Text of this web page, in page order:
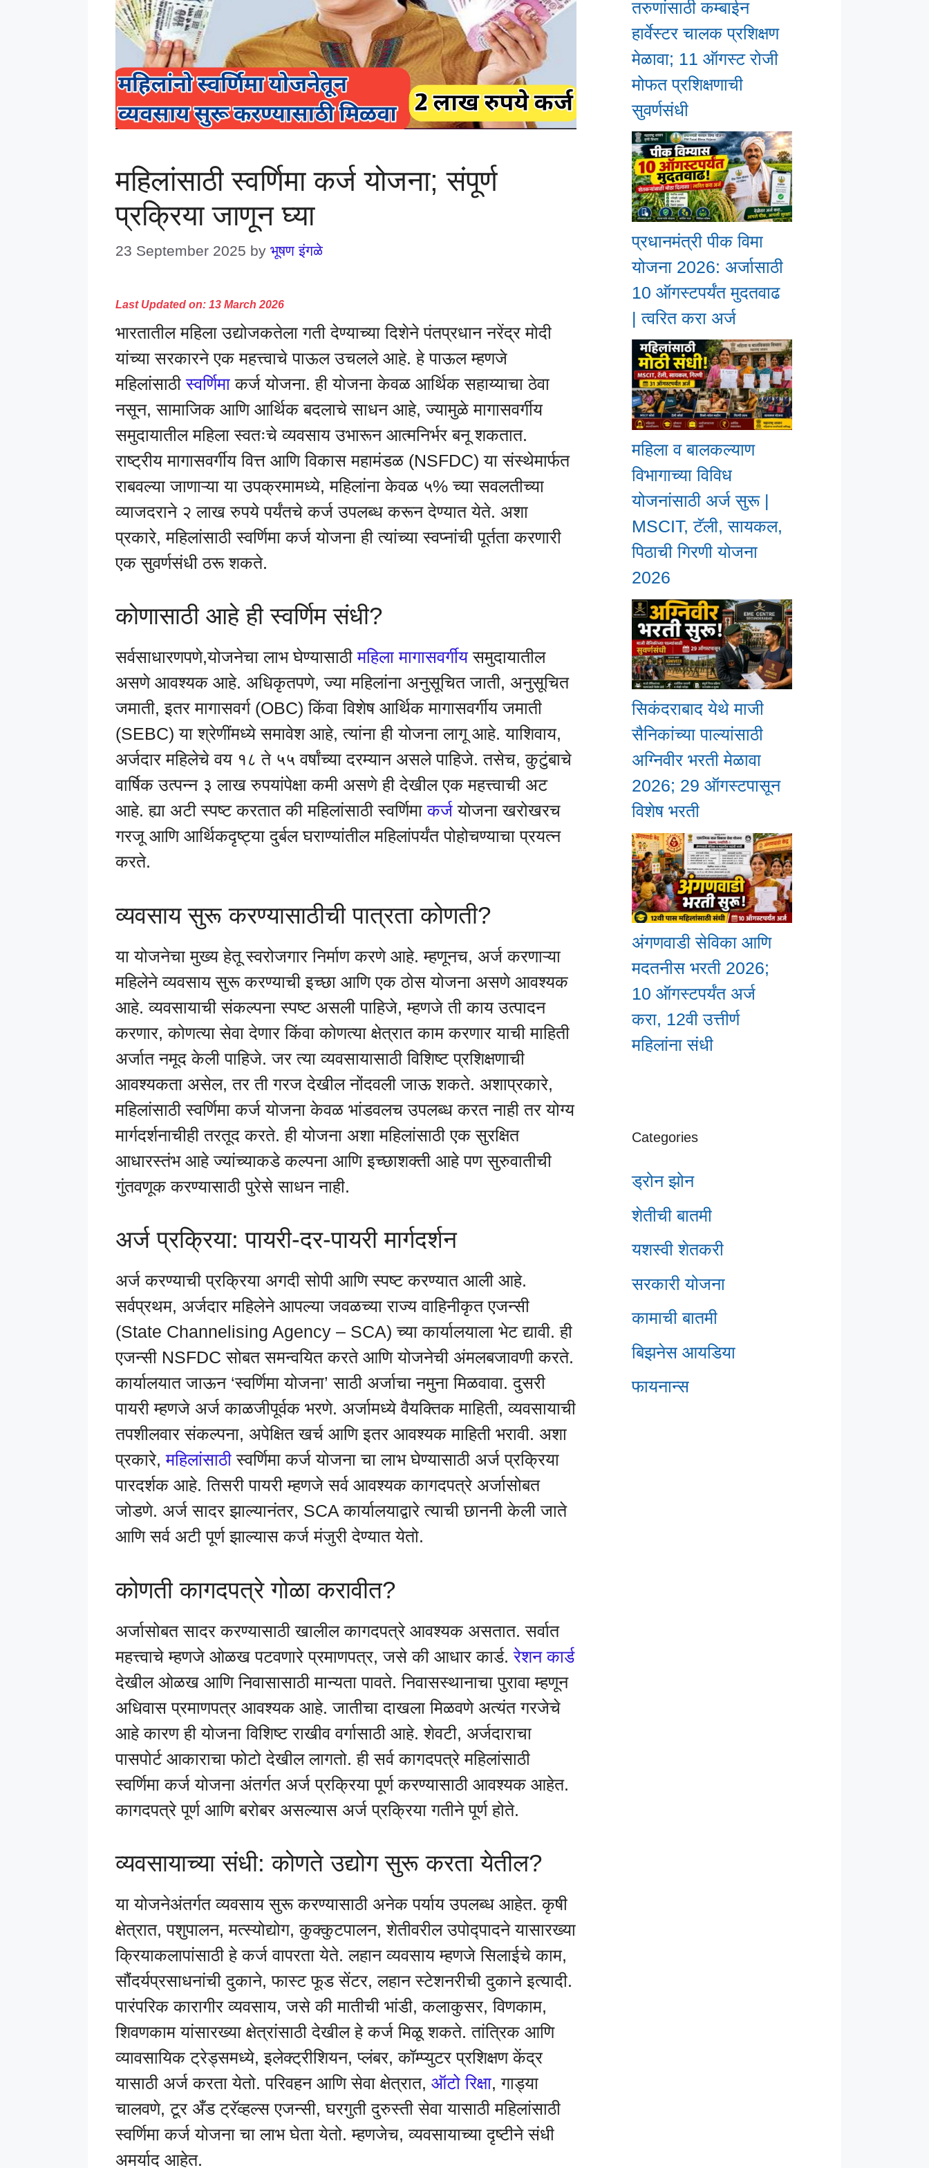
महिलांसाठी स्वर्णिमा कर्ज योजना; संपूर्ण
प्रक्रिया जाणून घ्या
23 September 2025 by भूषण इंगळे
Last Updated on: 13 March 2026
भारतातील महिला उद्योजकतेला गती देण्याच्या दिशेने पंतप्रधान नरेंद्र मोदी
यांच्या सरकारने एक महत्त्वाचे पाऊल उचलले आहे. हे पाऊल म्हणजे
महिलांसाठीस्वर्णिमा कर्ज योजना. ही योजना केवळ आर्थिक सहाय्याचा ठेवा
नसून, सामाजिक आणि आर्थिक बदलाचे साधन आहे, ज्यामुळे मागासवर्गीय
समुदायातील महिला स्वतःचे व्यवसाय उभारून आत्मनिर्भर बनू शकतात.
राष्ट्रीय मागासवर्गीय वित्त आणि विकास महामंडळ (NSFDC) या संस्थेमार्फत
राबवल्या जाणाऱ्या या उपक्रमामध्ये, महिलांना केवळ ५% च्या सवलतीच्या
व्याजदराने २ लाख रुपये पर्यंतचे कर्ज उपलब्ध करून देण्यात येते. अशा
प्रकारे, महिलांसाठी स्वर्णिमा कर्ज योजना ही त्यांच्या स्वप्नांची पूर्तता करणारी
एक सुवर्णसंधी ठरू शकते.
कोणासाठी आहे ही स्वर्णिम संधी?
सर्वसाधारणपणे,योजनेचा लाभ घेण्यासाठीमहिला मागासवर्गीयसमुदायातील
असणे आवश्यक आहे. अधिकृतपणे, ज्या महिलांना अनुसूचित जाती, अनुसूचित
जमाती, इतर मागासवर्ग (OBC) किंवा विशेष आर्थिक मागासवर्गीय जमाती
(SEBC) या श्रेणींमध्ये समावेश आहे, त्यांना ही योजना लागू आहे. याशिवाय,
अर्जदार महिलेचे वय १८ ते ५५ वर्षांच्या दरम्यान असले पाहिजे. तसेच, कुटुंबाचे
वार्षिक उत्पन्न ३ लाख रुपयांपेक्षा कमी असणे ही देखील एक महत्त्वाची अट
आहे. ह्या अटी स्पष्ट करतात की महिलांसाठी स्वर्णिमाकर्ज योजना खरोखरच
गरजू आणि आर्थिकदृष्ट्या दुर्बल घराण्यांतील महिलांपर्यंत पोहोचण्याचा प्रयत्न
करते.
व्यवसाय सुरू करण्यासाठीची पात्रता कोणती?
या योजनेचा मुख्य हेतू स्वरोजगार निर्माण करणे आहे. म्हणूनच, अर्ज करणाऱ्या
महिलेने व्यवसाय सुरू करण्याची इच्छा आणि एक ठोस योजना असणे आवश्यक
आहे. व्यवसायाची संकल्पना स्पष्ट असली पाहिजे, म्हणजे ती काय उत्पादन
करणार, कोणत्या सेवा देणार किंवा कोणत्या क्षेत्रात काम करणार याची माहिती
अर्जात नमूद केली पाहिजे. जर त्या व्यवसायासाठी विशिष्ट प्रशिक्षणाची
आवश्यकता असेल, तर ती गरज देखील नोंदवली जाऊ शकते. अशाप्रकारे,
महिलांसाठी स्वर्णिमा कर्ज योजना केवळ भांडवलच उपलब्ध करत नाही तर योग्य
मार्गदर्शनाचीही तरतूद करते. ही योजना अशा महिलांसाठी एक सुरक्षित
आधारस्तंभ आहे ज्यांच्याकडे कल्पना आणि इच्छाशक्ती आहे पण सुरुवातीची
गुंतवणूक करण्यासाठी पुरेसे साधन नाही.
अर्ज प्रक्रिया: पायरी-दर-पायरी मार्गदर्शन
अर्ज करण्याची प्रक्रिया अगदी सोपी आणि स्पष्ट करण्यात आली आहे.
सर्वप्रथम, अर्जदार महिलेने आपल्या जवळच्या राज्य वाहिनीकृत एजन्सी
(State Channelising Agency – SCA) च्या कार्यालयाला भेट द्यावी. ही
एजन्सी NSFDC सोबत समन्वयित करते आणि योजनेची अंमलबजावणी करते.
कार्यालयात जाऊन ‘स्वर्णिमा योजना’ साठी अर्जाचा नमुना मिळवावा. दुसरी
पायरी म्हणजे अर्ज काळजीपूर्वक भरणे. अर्जामध्ये वैयक्तिक माहिती, व्यवसायाची
तपशीलवार संकल्पना, अपेक्षित खर्च आणि इतर आवश्यक माहिती भरावी. अशा
प्रकारे,महिलांसाठी स्वर्णिमा कर्ज योजना चा लाभ घेण्यासाठी अर्ज प्रक्रिया
पारदर्शक आहे. तिसरी पायरी म्हणजे सर्व आवश्यक कागदपत्रे अर्जासोबत
जोडणे. अर्ज सादर झाल्यानंतर, SCA कार्यालयाद्वारे त्याची छाननी केली जाते
आणि सर्व अटी पूर्ण झाल्यास कर्ज मंजुरी देण्यात येतो.
कोणती कागदपत्रे गोळा करावीत?
अर्जासोबत सादर करण्यासाठी खालील कागदपत्रे आवश्यक असतात. सर्वात
महत्त्वाचे म्हणजे ओळख पटवणारे प्रमाणपत्र, जसे की आधार कार्ड.रेशन कार्ड
देखील ओळख आणि निवासासाठी मान्यता पावते. निवासस्थानाचा पुरावा म्हणून
अधिवास प्रमाणपत्र आवश्यक आहे. जातीचा दाखला मिळवणे अत्यंत गरजेचे
आहे कारण ही योजना विशिष्ट राखीव वर्गासाठी आहे. शेवटी, अर्जदाराचा
पासपोर्ट आकाराचा फोटो देखील लागतो. ही सर्व कागदपत्रे महिलांसाठी
स्वर्णिमा कर्ज योजना अंतर्गत अर्ज प्रक्रिया पूर्ण करण्यासाठी आवश्यक आहेत.
कागदपत्रे पूर्ण आणि बरोबर असल्यास अर्ज प्रक्रिया गतीने पूर्ण होते.
व्यवसायाच्या संधी: कोणते उद्योग सुरू करता येतील?
या योजनेअंतर्गत व्यवसाय सुरू करण्यासाठी अनेक पर्याय उपलब्ध आहेत. कृषी
क्षेत्रात, पशुपालन, मत्स्योद्योग, कुक्कुटपालन, शेतीवरील उपोद्पादने यासारख्या
क्रियाकलापांसाठी हे कर्ज वापरता येते. लहान व्यवसाय म्हणजे सिलाईचे काम,
सौंदर्यप्रसाधनांची दुकाने, फास्ट फूड सेंटर, लहान स्टेशनरीची दुकाने इत्यादी.
पारंपरिक कारागीर व्यवसाय, जसे की मातीची भांडी, कलाकुसर, विणकाम,
शिवणकाम यांसारख्या क्षेत्रांसाठी देखील हे कर्ज मिळू शकते. तांत्रिक आणि
व्यावसायिक ट्रेड्समध्ये, इलेक्ट्रीशियन, प्लंबर, कॉम्प्युटर प्रशिक्षण केंद्र
यासाठी अर्ज करता येतो. परिवहन आणि सेवा क्षेत्रात, ऑटो रिक्षा, गाड्या
चालवणे, टूर अँड ट्रॅव्हल्स एजन्सी, घरगुती दुरुस्ती सेवा यासाठी महिलांसाठी
स्वर्णिमा कर्ज योजना चा लाभ घेता येतो. म्हणजेच, व्यवसायाच्या दृष्टीने संधी
अमर्याद आहेत.
तरुणांसाठी कम्बाईन
हार्वेस्टर चालक प्रशिक्षण
मेळावा; 11 ऑगस्ट रोजी
मोफत प्रशिक्षणाची
सुवर्णसंधी
प्रधानमंत्री पीक विमा
योजना 2026: अर्जासाठी
10 ऑगस्टपर्यंत मुदतवाढ
| त्वरित करा अर्ज
महिला व बालकल्याण
विभागाच्या विविध
योजनांसाठी अर्ज सुरू |
MSCIT, टॅली, सायकल,
पिठाची गिरणी योजना
2026
सिकंदराबाद येथे माजी
सैनिकांच्या पाल्यांसाठी
अग्निवीर भरती मेळावा
2026; 29 ऑगस्टपासून
विशेष भरती
अंगणवाडी सेविका आणि
मदतनीस भरती 2026;
10 ऑगस्टपर्यंत अर्ज
करा, 12वी उत्तीर्ण
महिलांना संधी
Categories
ड्रोन झोन
शेतीची बातमी
यशस्वी शेतकरी
सरकारी योजना
कामाची बातमी
बिझनेस आयडिया
फायनान्स